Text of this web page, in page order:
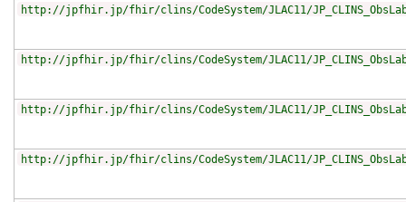
http://jpfhir.jp/fhir/clins/CodeSystem/JLAC11/
http://jpfhir.jp/fhir/clins/CodeSystem/JLAC11/
http://jpfhir.jp/fhir/clins/CodeSystem/JLAC11/
http://jpfhir.jp/fhir/clins/CodeSystem/JLAC11/